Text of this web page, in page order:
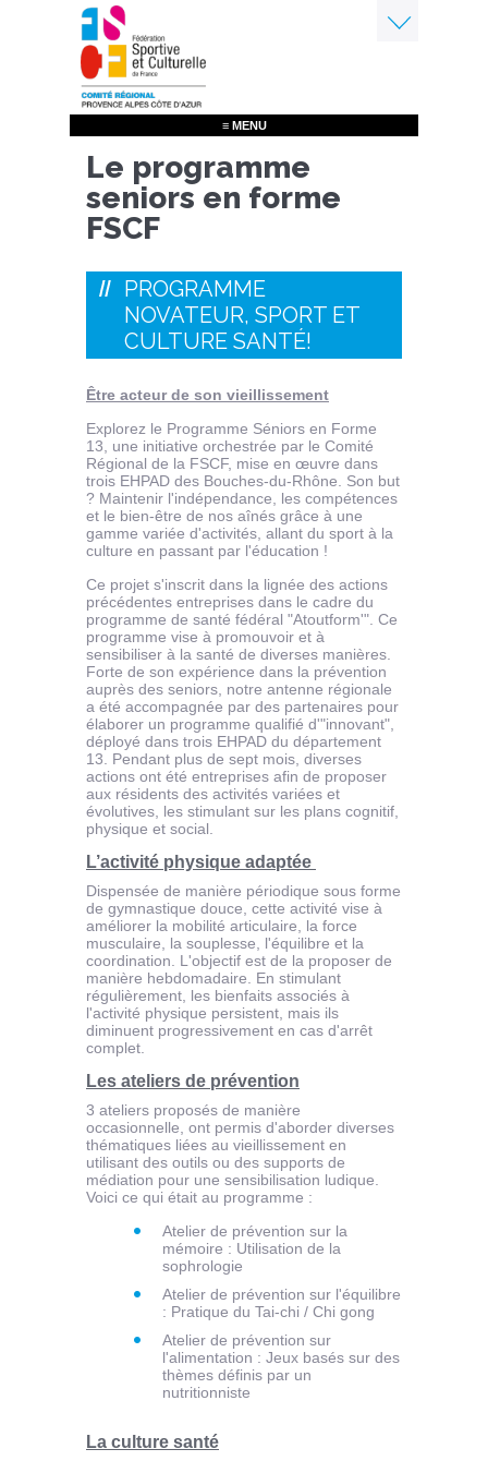
Aller
au
contenu
principal
≡ MENU
Le programme
seniors en forme
FSCF
PROGRAMME
NOVATEUR, SPORT ET
CULTURE SANTÉ!
Être acteur de son vieillissement
Explorez le Programme Séniors en Forme
13, une initiative orchestrée par le Comité
Régional de la FSCF, mise en œuvre dans
trois EHPAD des Bouches-du-Rhône. Son but
? Maintenir l'indépendance, les compétences
et le bien-être de nos aînés grâce à une
gamme variée d'activités, allant du sport à la
culture en passant par l'éducation !
Ce projet s'inscrit dans la lignée des actions
précédentes entreprises dans le cadre du
programme de santé fédéral "Atoutform'". Ce
programme vise à promouvoir et à
sensibiliser à la santé de diverses manières.
Forte de son expérience dans la prévention
auprès des seniors, notre antenne régionale
a été accompagnée par des partenaires pour
élaborer un programme qualifié d'"innovant",
déployé dans trois EHPAD du département
13. Pendant plus de sept mois, diverses
actions ont été entreprises afin de proposer
aux résidents des activités variées et
évolutives, les stimulant sur les plans cognitif,
physique et social.
L’activité physique adaptée
Dispensée de manière périodique sous forme
de gymnastique douce, cette activité vise à
améliorer la mobilité articulaire, la force
musculaire, la souplesse, l'équilibre et la
coordination. L'objectif est de la proposer de
manière hebdomadaire. En stimulant
régulièrement, les bienfaits associés à
l'activité physique persistent, mais ils
diminuent progressivement en cas d'arrêt
complet.
Les ateliers de prévention
3 ateliers proposés de manière
occasionnelle, ont permis d'aborder diverses
thématiques liées au vieillissement en
utilisant des outils ou des supports de
médiation pour une sensibilisation ludique.
Voici ce qui était au programme :
Atelier de prévention sur la
mémoire : Utilisation de la
sophrologie
Atelier de prévention sur l'équilibre
: Pratique du Tai-chi / Chi gong
Atelier de prévention sur
l'alimentation : Jeux basés sur des
thèmes définis par un
nutritionniste
La culture santé